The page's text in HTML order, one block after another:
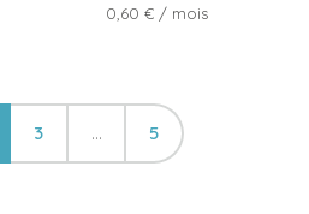
Prix
0,60 €/ mois
3 … 5